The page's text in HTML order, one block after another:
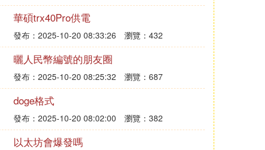
華碩trx40Pro供電
發布：2025-10-20 08:33:26 瀏覽：432
曬人民幣編號的朋友圈
發布：2025-10-20 08:25:32 瀏覽：687
doge格式
發布：2025-10-20 08:02:00 瀏覽：382
以太坊會爆發嗎